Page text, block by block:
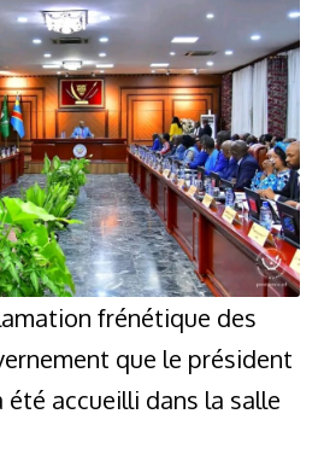
frénétique des
que le président
accueilli dans la salle